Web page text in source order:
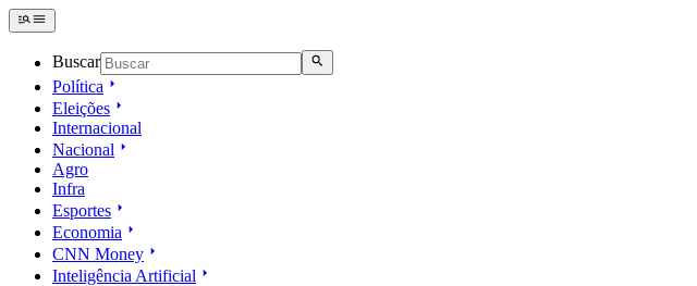
Buscar
Política
Eleições
Internacional
Nacional
Agro
Infra
Esportes
Economia
CNN Money
Inteligência Artificial